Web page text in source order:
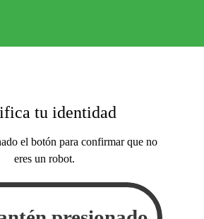
tu identidad
el botón para confirmar que no
eres un robot.